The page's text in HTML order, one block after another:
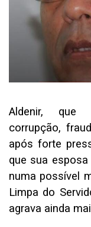
Aldenir, que
corrupção,
após forte
que sua
numa possível
Limpa do
agrava ainda